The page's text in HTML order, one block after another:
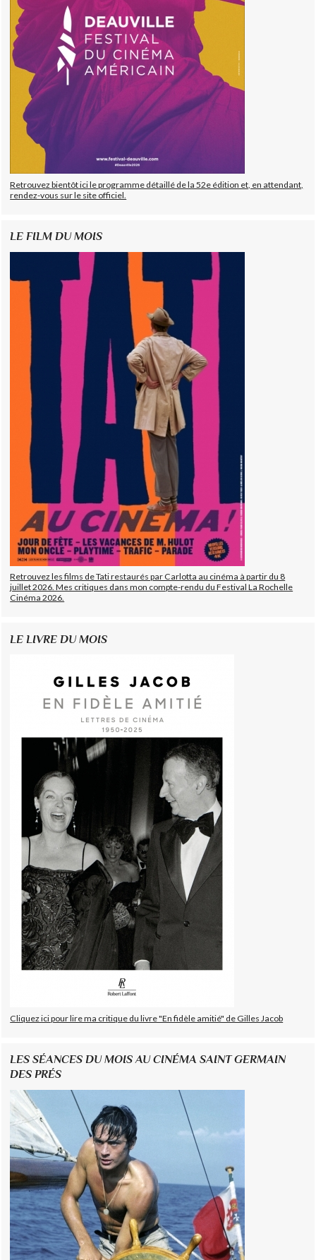
Retrouvez bientôt ici le programme détaillé de la 52e édition et, en attendant,
rendez-vous sur le site officiel.
LE FILM DU MOIS
Retrouvez les films de Tati restaurés par Carlotta au cinéma à partir du 8
juillet 2026. Mes critiques dans mon compte-rendu du Festival La Rochelle
Cinéma 2026.
LE LIVRE DU MOIS
Cliquez ici pour lire ma critique du livre "En fidèle amitié" de Gilles Jacob
LES SÉANCES DU MOIS AU CINÉMA SAINT GERMAIN
DES PRÉS